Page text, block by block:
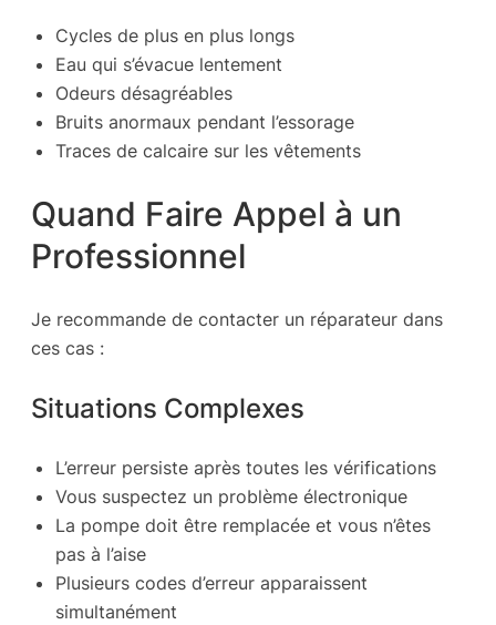
Cycles de plus en plus longs
Eau qui s’évacue lentement
Odeurs désagréables
Bruits anormaux pendant l’essorage
Traces de calcaire sur les vêtements
Quand Faire Appel à un
Professionnel
Je recommande de contacter un réparateur dans
ces cas :
Situations Complexes
L’erreur persiste après toutes les vérifications
Vous suspectez un problème électronique
La pompe doit être remplacée et vous n’êtes
pas à l’aise
Plusieurs codes d’erreur apparaissent
simultanément